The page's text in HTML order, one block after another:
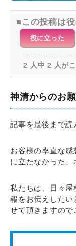
この投稿は
役に立った
2 人中 2 人が
神清からのお
記事を最後まで読
お客様の率直な
に立たなかった」
私たちは、日々
報をお伝えしたい
せて頂きますので